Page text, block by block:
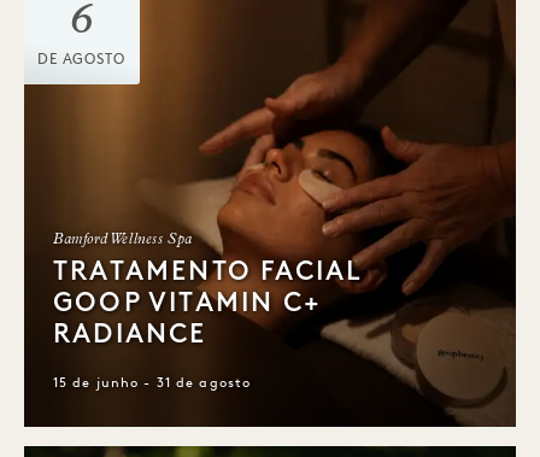
6
DE AGOSTO
Bamford Wellness Spa
TRATAMENTO FACIAL
GOOP VITAMIN C+
RADIANCE
15 de junho - 31 de agosto